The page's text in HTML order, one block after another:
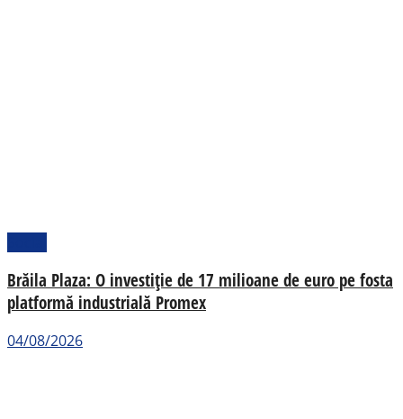
Brăila Plaza: O investiție de 17 milioane de euro pe fosta
platformă industrială Promex
04/08/2026